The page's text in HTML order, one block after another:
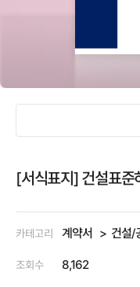
[서식표지] 건설표준
카테고리 계약서 건설/
조회수 8,162